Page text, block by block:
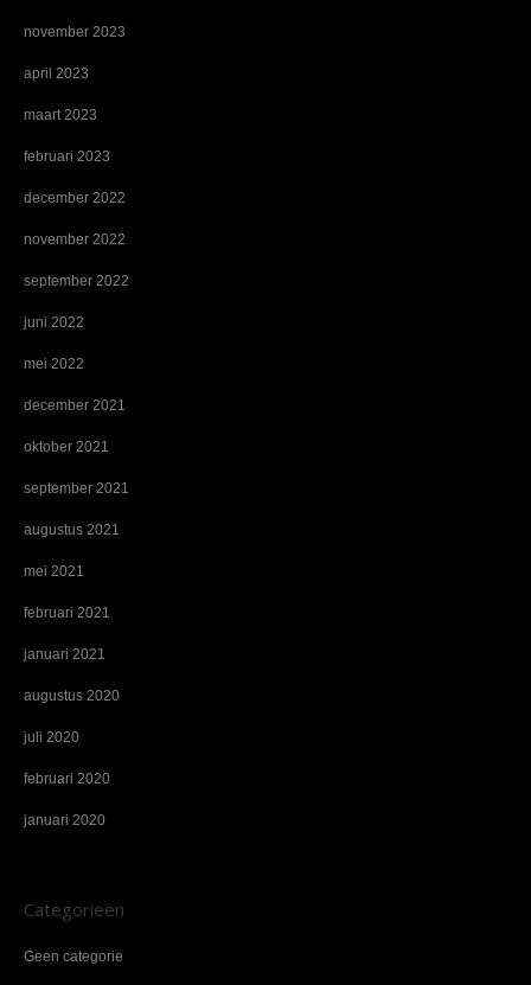
november 2023
april 2023
maart 2023
februari 2023
december 2022
november 2022
september 2022
juni 2022
mei 2022
december 2021
oktober 2021
september 2021
augustus 2021
mei 2021
februari 2021
januari 2021
augustus 2020
juli 2020
februari 2020
januari 2020
Categorieën
Geen categorie